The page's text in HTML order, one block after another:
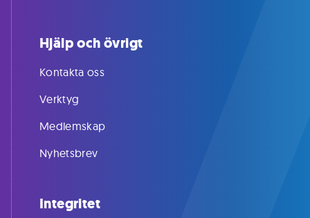
Hjälp och övrigt
Kontakta oss
Verktyg
Medlemskap
Nyhetsbrev
Integritet